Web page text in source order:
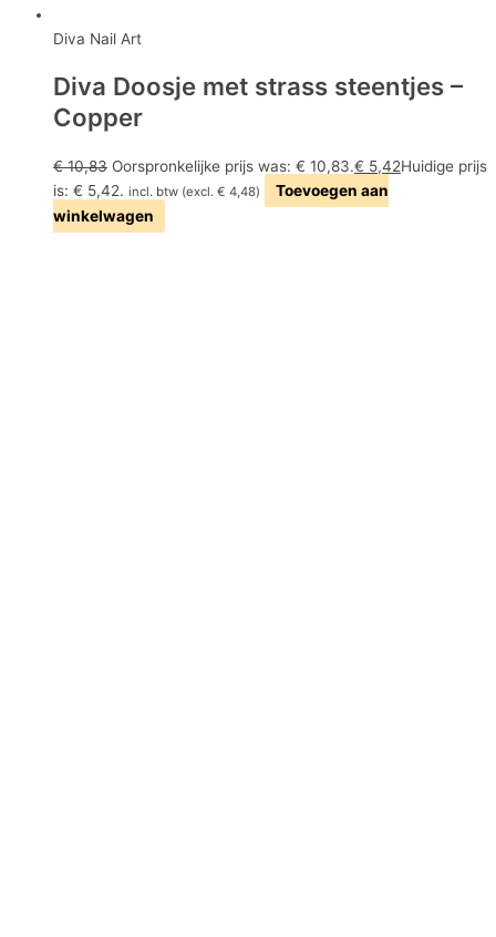
Diva Nail Art
Diva Doosje met strass steentjes –
Copper
€10,83 Oorspronkelijke prijs was: € 10,83.€ 5,42Huidige prijs
is: € 5,42. incl. btw (excl. € 4,48)
Toevoegen aan
winkelwagen